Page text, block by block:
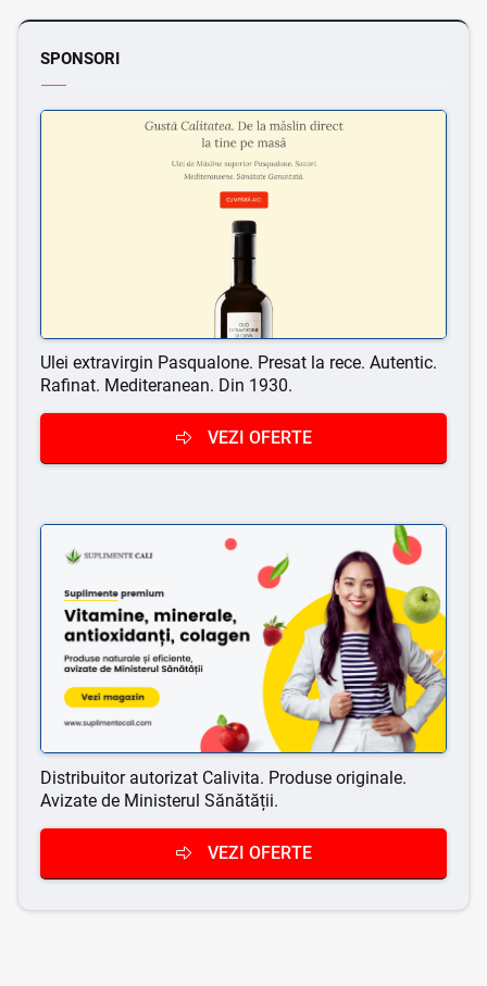
SPONSORI
Ulei extravirgin Pasqualone. Presat la rece. Autentic.
Rafinat. Mediteranean. Din 1930.
VEZI OFERTE
Distribuitor autorizat Calivita. Produse originale.
Avizate de Ministerul Sănătății.
VEZI OFERTE